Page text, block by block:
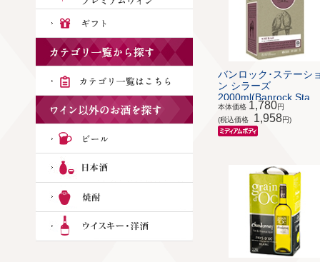
バンロック･ステーシ
ン シラーズ
2000ml(Banrock Sta...
本体価格 1,780円
(税込価格
1,958円)